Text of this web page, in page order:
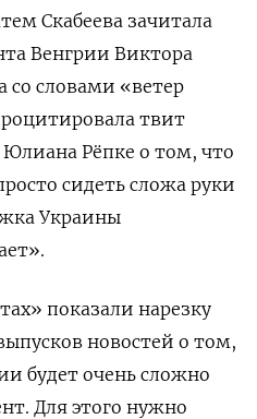
Скабеева зачитала
Венгрии Виктора
со словами «ветер
твит
Рёпке о том, что
сидеть сложа руки
Украины
показали нарезку
новостей о том,
будет очень сложно
Для этого нужно